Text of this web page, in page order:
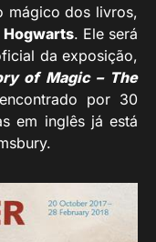
mágico dos livros,
Hogwarts. Ele será
da exposição,
of Magic – The
por 30
em inglês já está